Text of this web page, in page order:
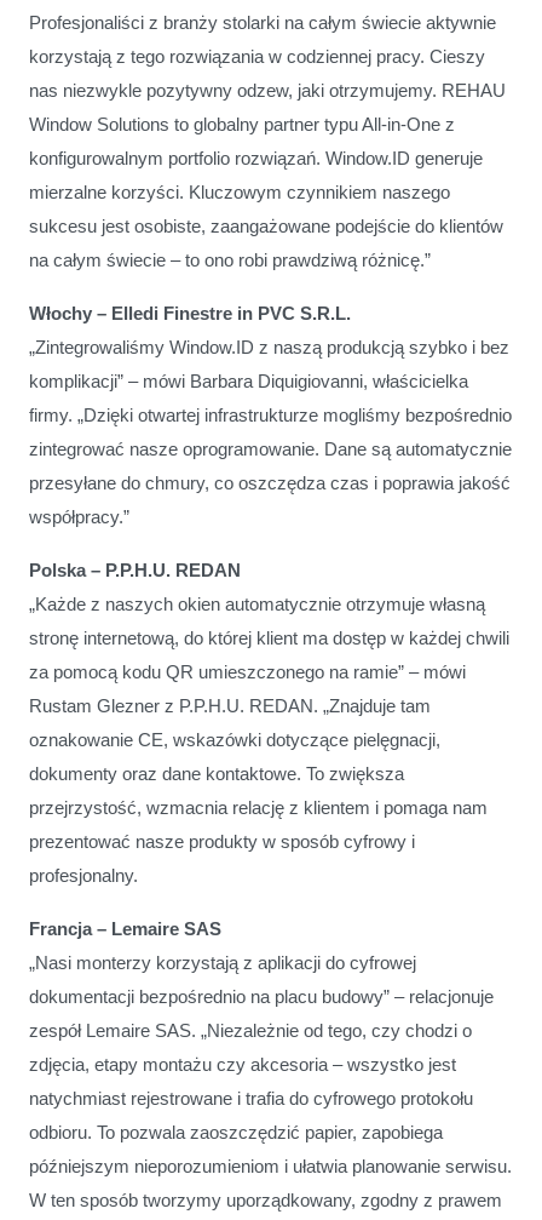
Profesjonaliści z branży stolarki na całym świecie aktywnie
korzystają z tego rozwiązania w codziennej pracy. Cieszy
nas niezwykle pozytywny odzew, jaki otrzymujemy. REHAU
Window Solutions to globalny partner typu All-in-One z
konfigurowalnym portfolio rozwiązań. Window.ID generuje
mierzalne korzyści. Kluczowym czynnikiem naszego
sukcesu jest osobiste, zaangażowane podejście do klientów
na całym świecie – to ono robi prawdziwą różnicę.”
Włochy – Elledi Finestre in PVC S.R.L.
„Zintegrowaliśmy Window.ID z naszą produkcją szybko i bez
komplikacji” – mówi Barbara Diquigiovanni, właścicielka
firmy. „Dzięki otwartej infrastrukturze mogliśmy bezpośrednio
zintegrować nasze oprogramowanie. Dane są automatycznie
przesyłane do chmury, co oszczędza czas i poprawia jakość
współpracy.”
Polska – P.P.H.U. REDAN
„Każde z naszych okien automatycznie otrzymuje własną
stronę internetową, do której klient ma dostęp w każdej chwili
za pomocą kodu QR umieszczonego na ramie” – mówi
Rustam Glezner z P.P.H.U. REDAN. „Znajduje tam
oznakowanie CE, wskazówki dotyczące pielęgnacji,
dokumenty oraz dane kontaktowe. To zwiększa
przejrzystość, wzmacnia relację z klientem i pomaga nam
prezentować nasze produkty w sposób cyfrowy i
profesjonalny.
Francja – Lemaire SAS
„Nasi monterzy korzystają z aplikacji do cyfrowej
dokumentacji bezpośrednio na placu budowy” – relacjonuje
zespół Lemaire SAS. „Niezależnie od tego, czy chodzi o
zdjęcia, etapy montażu czy akcesoria – wszystko jest
natychmiast rejestrowane i trafia do cyfrowego protokołu
odbioru. To pozwala zaoszczędzić papier, zapobiega
późniejszym nieporozumieniom i ułatwia planowanie serwisu.
W ten sposób tworzymy uporządkowany, zgodny z prawem